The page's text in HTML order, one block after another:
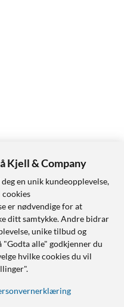
Kjell & Company
en unik kundeopplevelse,
cookies
er nødvendige for at
ditt samtykke. Andre bidrar
unike tilbud og
"Godta alle" godkjenner du
hvilke cookies du vil